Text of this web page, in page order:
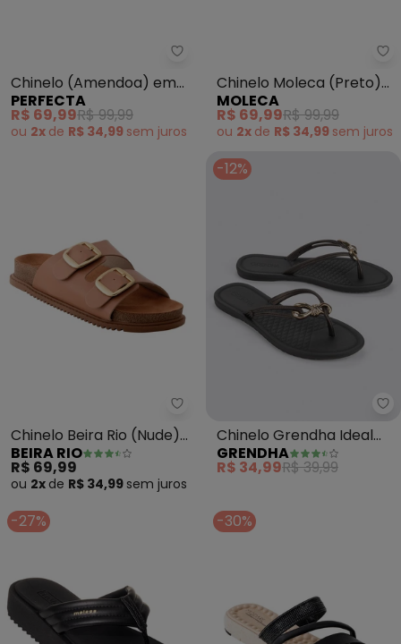
Perfecta - Chinelo (Amendoa)
Chinelo (Amendoa) em
Sintético
PERFECTA
R$ 69,99R$ 99,99
ou 2x de R$ 34,99 sem juros
Chinelo Moleca (Preto)
em Sintético
MOLECA
R$ 69,99R$ 99,99
ou 2x de R$ 34,99 sem juros
Beira Rio - Chinelo Beira Rio
Chinelo Beira Rio (Nude)
em Sintético
BEIRA RIO
R$ 69,99
ou 2x de R$ 34,99 sem juros
-12%
Chinelo Grendha Ideal
(Preto)
GRENDHA
R$ 34,99R$ 39,99
-27% -30%